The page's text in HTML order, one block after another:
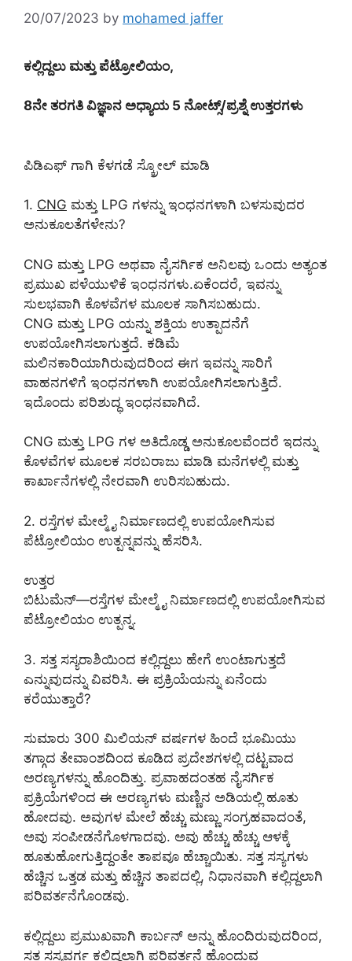
20/07/2023 by mohamed jaffer
ಕಲ್ಲಿದ್ದಲು ಮತ್ತು ಪೆಟ್ರೋಲಿಯಂ,
8ನೇ ತರಗತಿ ವಿಜ್ಞಾನ ಅಧ್ಯಾಯ 5 ನೋಟ್ಸ್/ಪ್ರಶ್ನೆ ಉತ್ತರಗಳು
ಪಿಡಿಎಫ್ ಗಾಗಿ ಕೆಳಗಡೆ ಸ್ಕ್ರೋಲ್ ಮಾಡಿ
1. CNG ಮತ್ತು LPG ಗಳನ್ನು ಇಂಧನಗಳಾಗಿ ಬಳಸುವುದರ
ಅನುಕೂಲತೆಗಳೇನು?
CNG ಮತ್ತು LPG ಅಥವಾ ನೈಸರ್ಗಿಕ ಅನಿಲವು ಒಂದು ಅತ್ಯಂತ
ಪ್ರಮುಖ ಪಳೆಯುಳಿಕೆ ಇಂಧನಗಳು.ಏಕೆಂದರೆ, ಇವನ್ನು
ಸುಲಭವಾಗಿ ಕೊಳವೆಗಳ ಮೂಲಕ ಸಾಗಿಸಬಹುದು.
CNG ಮತ್ತು LPG ಯನ್ನು ಶಕ್ತಿಯ ಉತ್ಪಾದನೆಗೆ
ಉಪಯೋಗಿಸಲಾಗುತ್ತದೆ. ಕಡಿಮೆ
ಮಲಿನಕಾರಿಯಾಗಿರುವುದರಿಂದ ಈಗ ಇವನ್ನು ಸಾರಿಗೆ
ವಾಹನಗಳಿಗೆ ಇಂಧನಗಳಾಗಿ ಉಪಯೋಗಿಸಲಾಗುತ್ತಿದೆ.
ಇದೊಂದು ಪರಿಶುದ್ಧ ಇಂಧನವಾಗಿದೆ.
CNG ಮತ್ತು LPG ಗಳ ಅತಿದೊಡ್ಡ ಅನುಕೂಲವೆಂದರೆ ಇದನ್ನು
ಕೊಳವೆಗಳ ಮೂಲಕ ಸರಬರಾಜು ಮಾಡಿ ಮನೆಗಳಲ್ಲಿ ಮತ್ತು
ಕಾರ್ಖಾನೆಗಳಲ್ಲಿ ನೇರವಾಗಿ ಉರಿಸಬಹುದು.
2. ರಸ್ತೆಗಳ ಮೇಲ್ಮೈ ನಿರ್ಮಾಣದಲ್ಲಿ ಉಪಯೋಗಿಸುವ
ಪೆಟ್ರೋಲಿಯಂ ಉತ್ಪನ್ನವನ್ನು ಹೆಸರಿಸಿ.
ಉತ್ತರ
ಬಿಟುಮೆನ್—ರಸ್ತೆಗಳ ಮೇಲ್ಮೈ ನಿರ್ಮಾಣದಲ್ಲಿ ಉಪಯೋಗಿಸುವ
ಪೆಟ್ರೋಲಿಯಂ ಉತ್ಪನ್ನ.
3. ಸತ್ತ ಸಸ್ಯರಾಶಿಯಿಂದ ಕಲ್ಲಿದ್ದಲು ಹೇಗೆ ಉಂಟಾಗುತ್ತದೆ
ಎನ್ನುವುದನ್ನು ವಿವರಿಸಿ. ಈ ಪ್ರಕ್ರಿಯೆಯನ್ನು ಏನೆಂದು
ಕರೆಯುತ್ತಾರೆ?
ಸುಮಾರು 300 ಮಿಲಿಯನ್ ವರ್ಷಗಳ ಹಿಂದೆ ಭೂಮಿಯು
ತಗ್ಗಾದ ತೇವಾಂಶದಿಂದ ಕೂಡಿದ ಪ್ರದೇಶಗಳಲ್ಲಿ ದಟ್ಟವಾದ
ಅರಣ್ಯಗಳನ್ನು ಹೊಂದಿತ್ತು. ಪ್ರವಾಹದಂತಹ ನೈಸರ್ಗಿಕ
ಪ್ರಕ್ರಿಯೆಗಳಿಂದ ಈ ಅರಣ್ಯಗಳು ಮಣ್ಣಿನ ಅಡಿಯಲ್ಲಿ ಹೂತು
ಹೋದವು. ಅವುಗಳ ಮೇಲೆ ಹೆಚ್ಚು ಮಣ್ಣು ಸಂಗ್ರಹವಾದಂತೆ,
ಅವು ಸಂಪೀಡನೆಗೊಳಗಾದವು. ಅವು ಹೆಚ್ಚು ಹೆಚ್ಚು ಆಳಕ್ಕೆ
ಹೂತುಹೋಗುತ್ತಿದ್ದಂತೇ ತಾಪವೂ ಹೆಚ್ಚಾಯಿತು. ಸತ್ತ ಸಸ್ಯಗಳು
ಹೆಚ್ಚಿನ ಒತ್ತಡ ಮತ್ತು ಹೆಚ್ಚಿನ ತಾಪದಲ್ಲಿ, ನಿಧಾನವಾಗಿ ಕಲ್ಲಿದ್ದಲಾಗಿ
ಪರಿವರ್ತನೆಗೊಂಡವು.
ಕಲ್ಲಿದ್ದಲು ಪ್ರಮುಖವಾಗಿ ಕಾರ್ಬನ್‌ ಅನ್ನು ಹೊಂದಿರುವುದರಿಂದ,
ಸತ್ತ ಸಸ್ಯವರ್ಗ ಕಲ್ಲಿದ್ದಲಾಗಿ ಪರಿವರ್ತನೆ ಹೊಂದುವ